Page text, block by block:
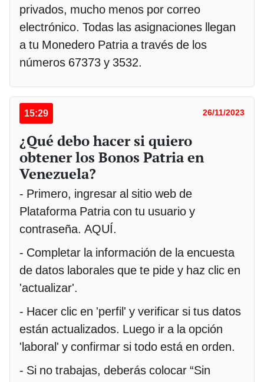
privados, mucho menos por correo
electrónico. Todas las asignaciones llegan
a tu Monedero Patria a través de los
números 67373 y 3532.
15:29 26/11/2023
¿Qué debo hacer si quiero
obtener los Bonos Patria en
Venezuela?
- Primero, ingresar al sitio web de
Plataforma Patria con tu usuario y
contraseña. AQUÍ.
- Completar la información de la encuesta
de datos laborales que te pide y haz clic en
'actualizar'.
- Hacer clic en 'perfil' y verificar si tus datos
están actualizados. Luego ir a la opción
'laboral' y confirmar si todo está en orden.
- Si no trabajas, deberás colocar “Sin